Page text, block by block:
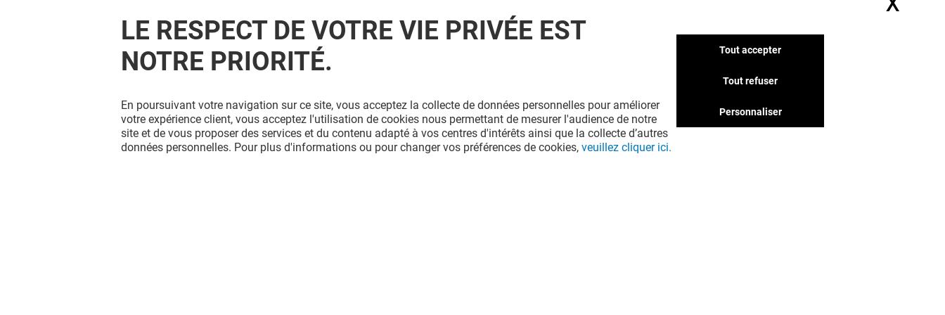
Nous avons d'autres
boutiques qui pourraient
pas à côté !
LE RESPECT DE VOTRE VIE PRIVÉE EST
NOTRE PRIORITÉ.
En poursuivant votre navigation sur ce site, vous acceptez la collecte de données personnelles pour améliorer
votre expérience client, vous acceptez l'utilisation de cookies nous permettant de mesurer l'audience de notre
site et de vous proposer des services et du contenu adapté à vos centres d'intérêts ainsi que la collecte d’autres
données personnelles. Pour plus d'informations ou pour changer vos préférences de cookies, veuillez cliquer ici.
Tout accepter
Tout refuser
Personnaliser